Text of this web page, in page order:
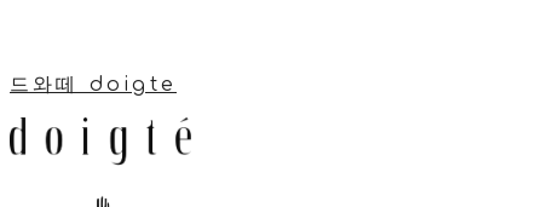
드와떼 doigte